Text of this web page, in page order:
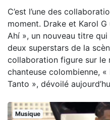
C’est l’une des
moment. Drake et Karol
Ahí », un nouveau titre
deux superstars de la
collaboration figure sur le
chanteuse colombienne,
Tanto », dévoilé
Musique